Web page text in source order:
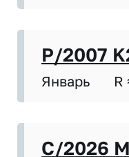
P/2007
Январь R
C/2026